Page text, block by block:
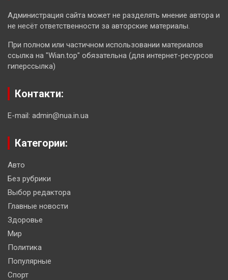
Администрация сайта может не разделять мнение автора и
не несёт ответственности за авторские материалы.
При полном или частичном использовании материалов
ссылка на "Wian.top" обязательна (для интернет-ресурсов
гиперссылка)
Контакти:
E-mail: admin@nua.in.ua
Категории:
Авто
Без рубрики
Выбор редактора
Главные новости
Здоровье
Мир
Политика
Популярные
Спорт